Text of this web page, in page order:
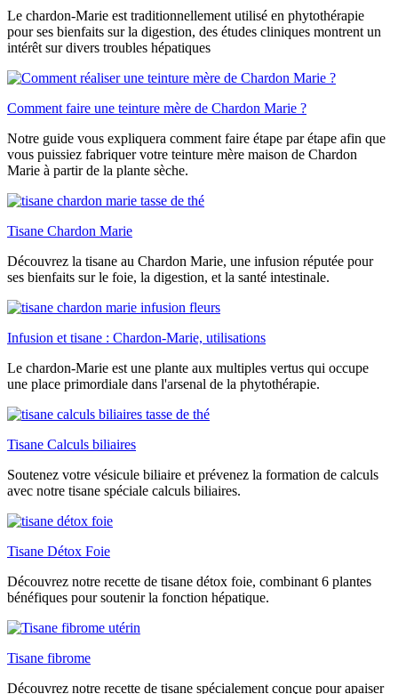
Le chardon-Marie est traditionnellement utilisé en phytothérapie
pour ses bienfaits sur la digestion, des études cliniques montrent un
intérêt sur divers troubles hépatiques
Comment faire une teinture mère de Chardon Marie ?
Notre guide vous expliquera comment faire étape par étape afin que
vous puissiez fabriquer votre teinture mère maison de Chardon
Marie à partir de la plante sèche.
Tisane Chardon Marie
Découvrez la tisane au Chardon Marie, une infusion réputée pour
ses bienfaits sur le foie, la digestion, et la santé intestinale.
Infusion et tisane : Chardon-Marie, utilisations
Le chardon-Marie est une plante aux multiples vertus qui occupe
une place primordiale dans l'arsenal de la phytothérapie.
Tisane Calculs biliaires
Soutenez votre vésicule biliaire et prévenez la formation de calculs
avec notre tisane spéciale calculs biliaires.
Tisane Détox Foie
Découvrez notre recette de tisane détox foie, combinant 6 plantes
bénéfiques pour soutenir la fonction hépatique.
Tisane fibrome
Découvrez notre recette de tisane spécialement conçue pour apaiser